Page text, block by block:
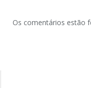
Os comentários estão